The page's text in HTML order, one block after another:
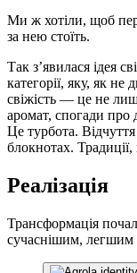
Ми ж хотіли, щоб
за нею стоїть.
Так з’явилася ідея
категорії, яку, як
свіжість — це не
аромат, спогади про
Це турбота.
блокнотах.
Реалізація
Трансформація
сучаснішим, легшим